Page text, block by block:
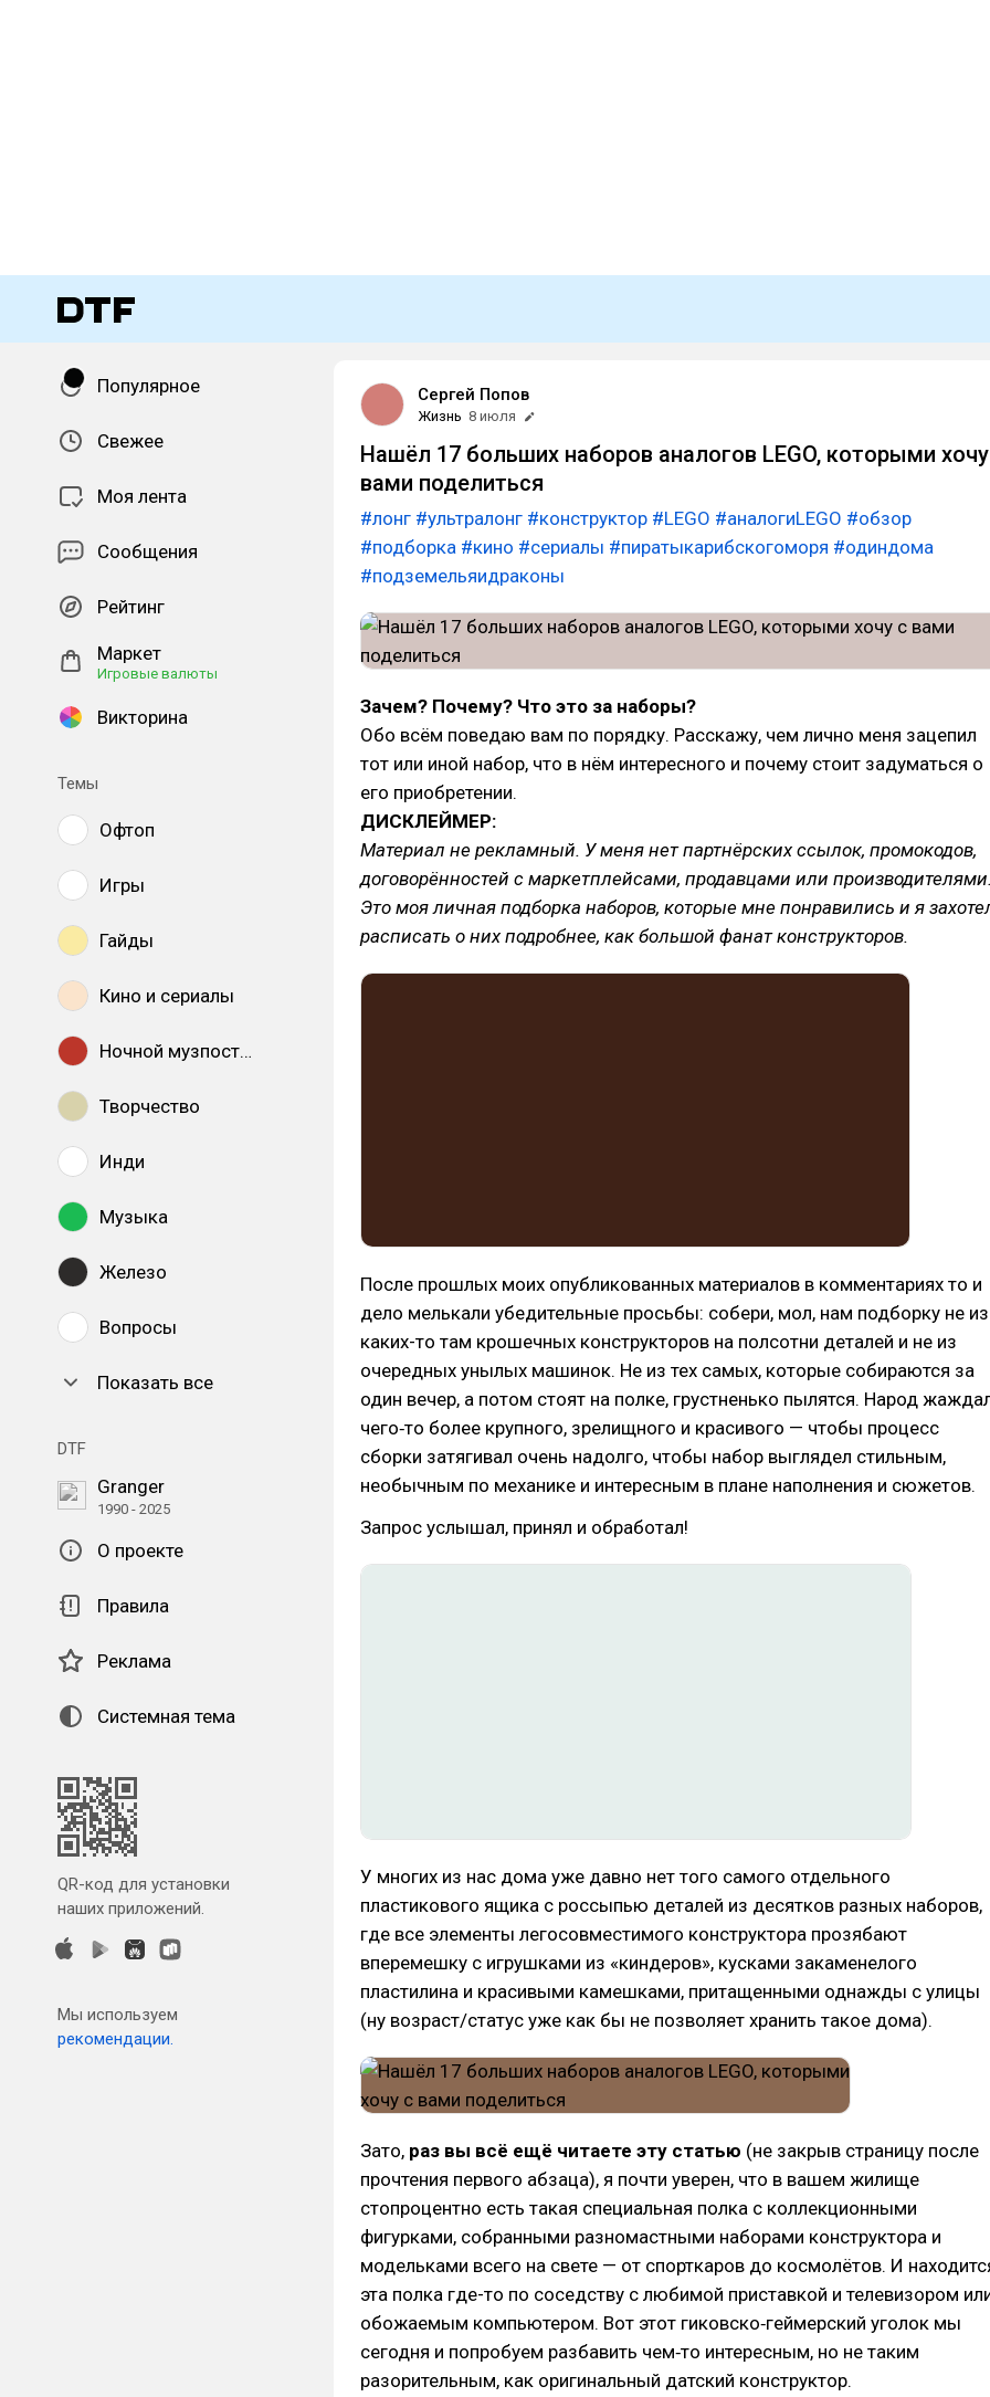
Популярное
Свежее
Моя лента
Сообщения
Рейтинг
Маркет
Игровые валюты
Викторина
Темы
Офтоп
Игры
Гайды
Кино и сериалы
Ночной музпостинг
Творчество
Инди
Музыка
Железо
Вопросы
Показать все
DTF
Granger
1990 - 2025
О проекте
Правила
Реклама
Системная тема
QR-код для установки
наших приложений.
Мы используем
рекомендации.
Сергей Попов
Жизнь 8 июля
Нашёл 17 больших наборов аналогов LEGO, которыми
вами поделиться
#лонг #ультралонг #конструктор #LEGO #аналогиLEGO #обзор
#подборка #кино #сериалы #пиратыкарибскогоморя #одиндома
#подземельяидраконы
Зачем? Почему? Что это за наборы?
Обо всём поведаю вам по порядку. Расскажу, чем лично меня зацепил
тот или иной набор, что в нём интересного и почему стоит задуматься о
его приобретении.
ДИСКЛЕЙМЕР:
Материал не рекламный. У меня нет партнёрских ссылок, промокодов,
договорённостей с маркетплейсами, продавцами или
Это моя личная подборка наборов, которые мне понравились и я
расписать о них подробнее, как большой фанат конструкторов.
После прошлых моих опубликованных материалов в комментариях то и
дело мелькали убедительные просьбы: собери, мол, нам подборку не из
каких-то там крошечных конструкторов на полсотни деталей и не из
очередных унылых машинок. Не из тех самых, которые собираются за
один вечер, а потом стоят на полке, грустненько пылятся. Народ
чего‑то более крупного, зрелищного и красивого — чтобы процесс
сборки затягивал очень надолго, чтобы набор выглядел стильным,
необычным по механике и интересным в плане наполнения и сюжетов.
Запрос услышал, принял и обработал!
У многих из нас дома уже давно нет того самого отдельного
пластикового ящика с россыпью деталей из десятков разных наборов,
где все элементы легосовместимого конструктора прозябают
вперемешку с игрушками из «киндеров», кусками закаменелого
пластилина и красивыми камешками, притащенными однажды с улицы
(ну возраст/статус уже как бы не позволяет хранить такое дома).
Зато, раз вы всё ещё читаете эту статью (не закрыв страницу после
прочтения первого абзаца), я почти уверен, что в вашем жилище
стопроцентно есть такая специальная полка с коллекционными
фигурками, собранными разномастными наборами конструктора и
модельками всего на свете — от спорткаров до космолётов. И
эта полка где-то по соседству с любимой приставкой и телевизором
обожаемым компьютером. Вот этот гиковско‑геймерский уголок мы
сегодня и попробуем разбавить чем‑то интересным, но не таким
разорительным, как оригинальный датский конструктор.